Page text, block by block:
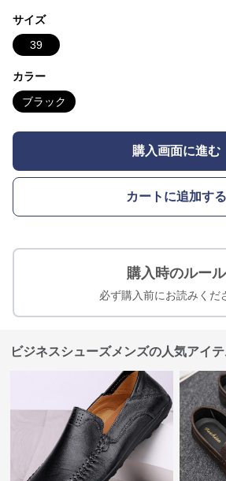
サイズ
39
カラー
ブラック
購入画面に進む
カートに追加する
購入時のルール
必ず購入前にお読みくだ
ビジネスシューズメンズの人気アイ